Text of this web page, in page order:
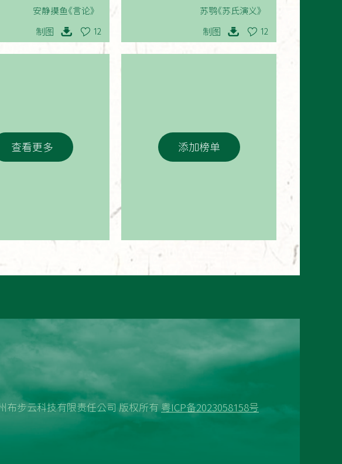
安静摸鱼《言论》
制图 12
苏鹗《苏氏演义》
制图 12
查看更多 添加榜单
布步云科技有限责任公司 版权所有 粤ICP备2023058158号